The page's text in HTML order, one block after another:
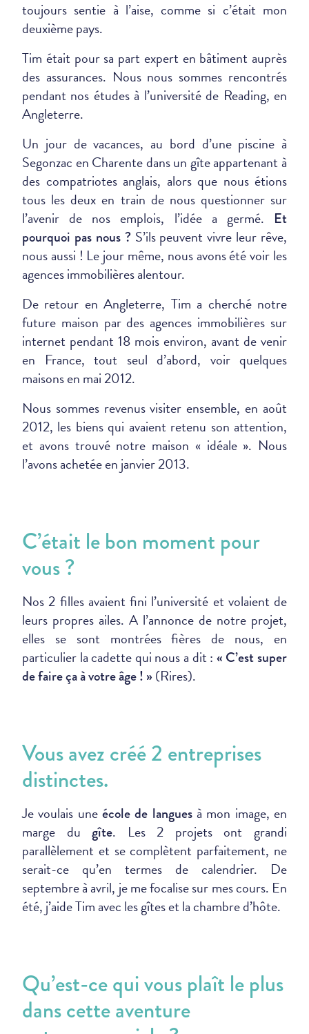
toujours sentie à l’aise, comme si c’était mon
deuxième pays.
Tim était pour sa part expert en bâtiment auprès
des assurances. Nous nous sommes rencontrés
pendant nos études à l’université de Reading, en
Angleterre.
Un jour de vacances, au bord d’une piscine à
Segonzac en Charente dans un gîte appartenant à
des compatriotes anglais, alors que nous étions
tous les deux en train de nous questionner sur
l’avenir de nos emplois, l’idée a germé. Et
pourquoi pas nous ?S’ils peuvent vivre leur rêve,
nous aussi ! Le jour même, nous avons été voir les
agences immobilières alentour.
De retour en Angleterre, Tim a cherché notre
future maison par des agences immobilières sur
internet pendant 18 mois environ, avant de venir
en France, tout seul d’abord, voir quelques
maisons en mai 2012.
Nous sommes revenus visiter ensemble, en août
2012, les biens qui avaient retenu son attention,
et avons trouvé notre maison « idéale ». Nous
l’avons achetée en janvier 2013.
C’était le bon moment pour
vous ?
Nos 2 filles avaient fini l’université et volaient de
leurs propres ailes. A l’annonce de notre projet,
elles se sont montrées fières de nous, en
particulier la cadette qui nous a dit : « C’est super
de faire ça à votre âge ! » (Rires).
Vous avez créé 2 entreprises
distinctes.
Je voulais une école de languesà mon image, en
marge du gîte. Les 2 projets ont grandi
parallèlement et se complètent parfaitement, ne
serait-ce qu’en termes de calendrier. De
septembre à avril, je me focalise sur mes cours. En
été, j’aide Tim avec les gîtes et la chambre d’hôte.
Qu’est-ce qui vous plaît le plus
dans cette aventure